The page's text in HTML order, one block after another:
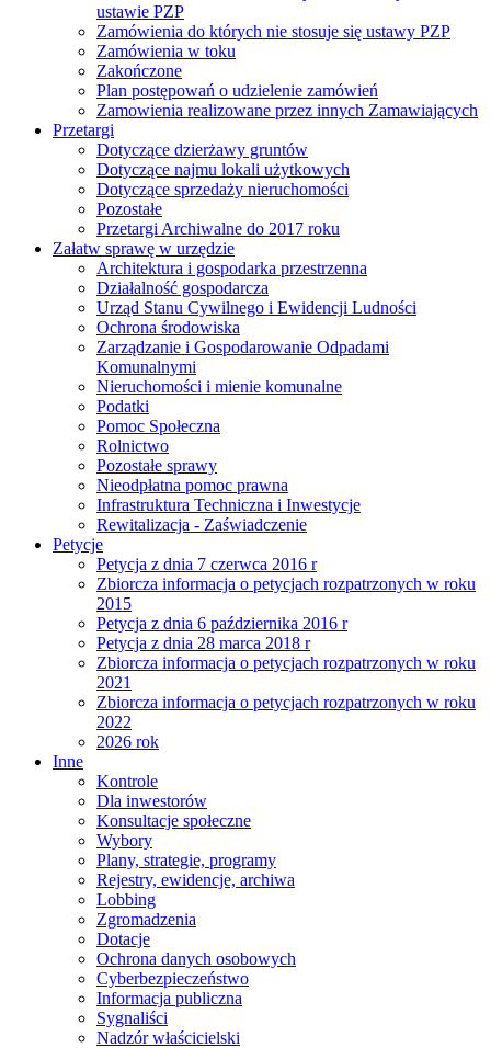
ustawie PZP
Zamówienia do których nie stosuje się ustawy PZP
Zamówienia w toku
Zakończone
Plan postępowań o udzielenie zamówień
Zamowienia realizowane przez innych Zamawiających
Przetargi
Dotyczące dzierżawy gruntów
Dotyczące najmu lokali użytkowych
Dotyczące sprzedaży nieruchomości
Pozostałe
Przetargi Archiwalne do 2017 roku
Załatw sprawę w urzędzie
Architektura i gospodarka przestrzenna
Działalność gospodarcza
Urząd Stanu Cywilnego i Ewidencji Ludności
Ochrona środowiska
Zarządzanie i Gospodarowanie Odpadami
Komunalnymi
Nieruchomości i mienie komunalne
Podatki
Pomoc Społeczna
Rolnictwo
Pozostałe sprawy
Nieodpłatna pomoc prawna
Infrastruktura Techniczna i Inwestycje
Rewitalizacja - Zaświadczenie
Petycje
Petycja z dnia 7 czerwca 2016 r
Zbiorcza informacja o petycjach rozpatrzonych w roku
2015
Petycja z dnia 6 października 2016 r
Petycja z dnia 28 marca 2018 r
Zbiorcza informacja o petycjach rozpatrzonych w roku
2021
Zbiorcza informacja o petycjach rozpatrzonych w roku
2022
2026 rok
Inne
Kontrole
Dla inwestorów
Konsultacje społeczne
Wybory
Plany, strategie, programy
Rejestry, ewidencje, archiwa
Lobbing
Zgromadzenia
Dotacje
Ochrona danych osobowych
Cyberbezpieczeństwo
Informacja publiczna
Sygnaliści
Nadzór właścicielski